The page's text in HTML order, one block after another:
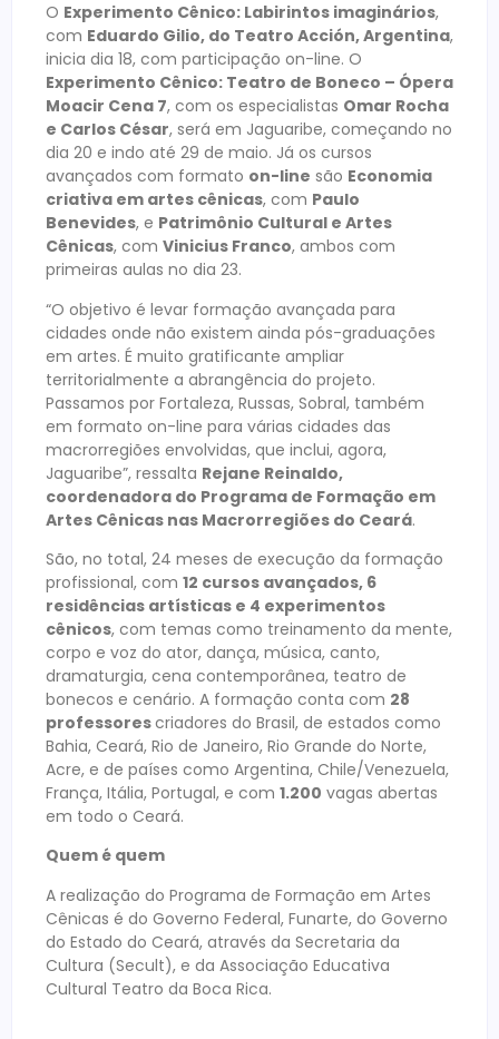
O Experimento Cênico: Labirintos imaginários,
com Eduardo Gilio, do Teatro Acción, Argentina,
inicia dia 18, com participação on-line. O
Experimento Cênico: Teatro de Boneco – Ópera
Moacir Cena 7, com os especialistas Omar Rocha
e Carlos César, será em Jaguaribe, começando no
dia 20 e indo até 29 de maio. Já os cursos
avançados com formato on-line são Economia
criativa em artes cênicas, com Paulo
Benevides, e Patrimônio Cultural e Artes
Cênicas, com Vinicius Franco, ambos com
primeiras aulas no dia 23.
“O objetivo é levar formação avançada para
cidades onde não existem ainda pós-graduações
em artes. É muito gratificante ampliar
territorialmente a abrangência do projeto.
Passamos por Fortaleza, Russas, Sobral, também
em formato on-line para várias cidades das
macrorregiões envolvidas, que inclui, agora,
Jaguaribe”, ressalta Rejane Reinaldo,
coordenadora do Programa de Formação em
Artes Cênicas nas Macrorregiões do Ceará.
São, no total, 24 meses de execução da formação
profissional, com 12 cursos avançados, 6
residências artísticas e 4 experimentos
cênicos, com temas como treinamento da mente,
corpo e voz do ator, dança, música, canto,
dramaturgia, cena contemporânea, teatro de
bonecos e cenário. A formação conta com 28
professorescriadores do Brasil, de estados como
Bahia, Ceará, Rio de Janeiro, Rio Grande do Norte,
Acre, e de países como Argentina, Chile/Venezuela,
França, Itália, Portugal, e com 1.200 vagas abertas
em todo o Ceará.
Quem é quem
A realização do Programa de Formação em Artes
Cênicas é do Governo Federal, Funarte, do Governo
do Estado do Ceará, através da Secretaria da
Cultura (Secult), e da Associação Educativa
Cultural Teatro da Boca Rica.